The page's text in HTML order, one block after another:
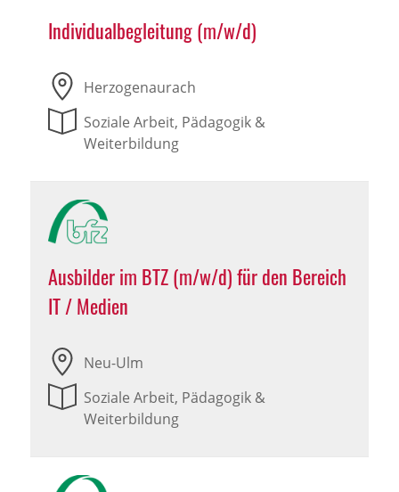
Individualbegleitung (m/w/d)
Herzogenaurach
Soziale Arbeit, Pädagogik &
Weiterbildung
Ausbilder im BTZ (m/w/d) für den Bereich
IT / Medien
Neu-Ulm
Soziale Arbeit, Pädagogik &
Weiterbildung